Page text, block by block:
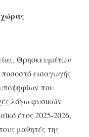
χώρας
Θρησκευμάτων
ποσοστό εισαγωγής
που
λόγω φυσικών
έτος 2025-2026,
μαθητές της